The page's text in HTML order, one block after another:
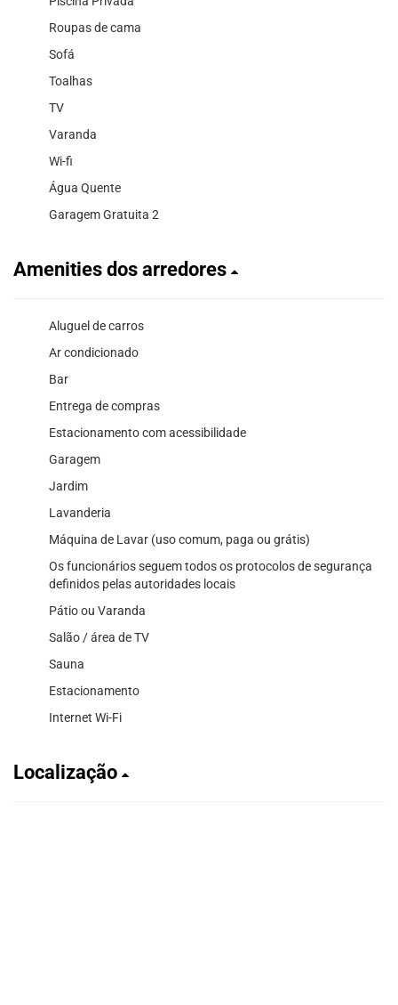
Roupas de cama
Sofá
Toalhas
TV
Varanda
Wi-fi
Água Quente
Garagem Gratuita 2
Amenities dos arredores
Aluguel de carros
Ar condicionado
Bar
Entrega de compras
Estacionamento com acessibilidade
Garagem
Jardim
Lavanderia
Máquina de Lavar (uso comum, paga ou grátis)
Os funcionários seguem todos os protocolos de segurança
definidos pelas autoridades locais
Pátio ou Varanda
Salão / área de TV
Sauna
Estacionamento
Internet Wi-Fi
Localização